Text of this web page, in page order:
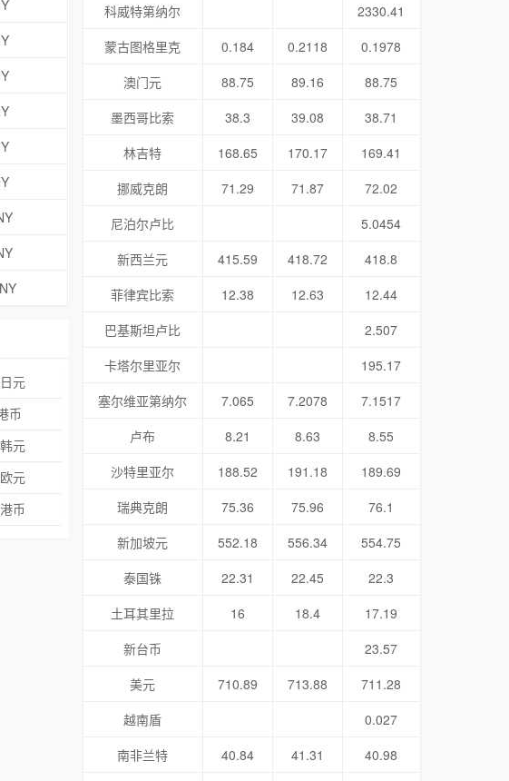
元
币
元
元
币
科威特第纳尔
2330.41
蒙古图格里克
0.184 0.2118
0.1978
澳门元
88.75 89.16
88.75
墨西哥比索
38.3 39.08
38.71
林吉特
168.65 170.17
169.41
挪威克朗
71.29 71.87
72.02
尼泊尔卢比
5.0454
新西兰元
415.59 418.72
418.8
菲律宾比索
12.38 12.63
12.44
巴基斯坦卢比
2.507
卡塔尔里亚尔
195.17
塞尔维亚第纳尔
7.065 7.2078
7.1517
卢布
8.21 8.63
8.55
沙特里亚尔
188.52 191.18
189.69
瑞典克朗
75.36 75.96
76.1
新加坡元
552.18 556.34
554.75
泰国铢
22.31 22.45
22.3
土耳其里拉
16 18.4
17.19
新台币
23.57
美元
710.89 713.88
711.28
越南盾
0.027
南非兰特
40.84 41.31 40.98